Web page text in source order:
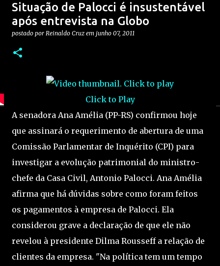
Situação de Palocci é insustentável
após entrevista na Globo
postado por Reinaldo Cruz em junho 07, 2011
Click to Play
A senadora Ana Amélia (PP-RS) confirmou hoje
que assinará o requerimento de abertura de uma
Comissão Parlamentar de Inquérito (CPI) para
investigar a evolução patrimonial do ministro-
chefe da Casa Civil, Antonio Palocci. Ana Amélia
afirma que há dúvidas sobre como foram feitos
os pagamentos à empresa de Palocci. Ela
considerou grave a declaração de que ele não
revelou à presidente Dilma Rousseff a relação de
clientes da empresa. "Na política tem um tempo